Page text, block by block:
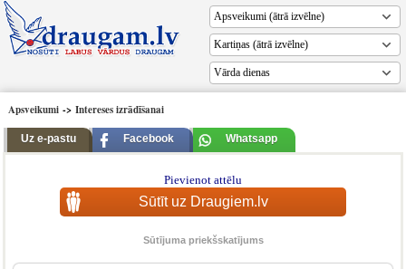
Vārda dienas
Apsveikumi -> Intereses izrādīšanai
Uz e-pastu Facebook Whatsapp
Pievienot attēlu
Sūtīt uz Draugiem.lv
Sūtījuma priekšskatījums